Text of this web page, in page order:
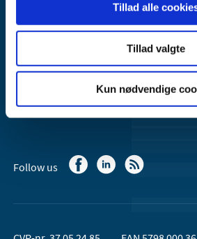
Tillad alle
Tillad valgte
Kun nødvendige
Ministry of Health and Ecclesiastical
+45 44 88 95 95 (9am -
Follow us